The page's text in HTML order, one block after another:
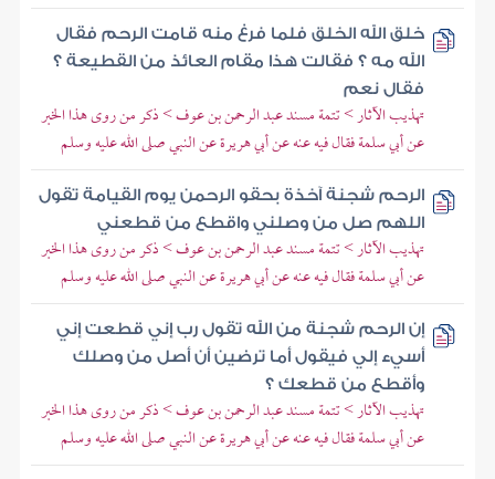
خلق الله الخلق فلما فرغ منه قامت الرحم فقال
الله مه ؟ فقالت هذا مقام العائذ من القطيعة ؟
فقال نعم
تهذيب الآثار > تتمة مسند عبد الرحمن بن عوف > ذكر من روى هذا الخبر
عن أبي سلمة فقال فيه عنه عن أبي هريرة عن النبي صلى الله عليه وسلم
الرحم شجنة آخذة بحقو الرحمن يوم القيامة تقول
اللهم صل من وصلني واقطع من قطعني
تهذيب الآثار > تتمة مسند عبد الرحمن بن عوف > ذكر من روى هذا الخبر
عن أبي سلمة فقال فيه عنه عن أبي هريرة عن النبي صلى الله عليه وسلم
إن الرحم شجنة من الله تقول رب إني قطعت إني
أسيء إلي فيقول أما ترضين أن أصل من وصلك
وأقطع من قطعك ؟
تهذيب الآثار > تتمة مسند عبد الرحمن بن عوف > ذكر من روى هذا الخبر
عن أبي سلمة فقال فيه عنه عن أبي هريرة عن النبي صلى الله عليه وسلم